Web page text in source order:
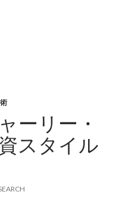
ーリー・
スタイル